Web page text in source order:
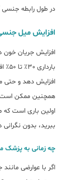
در طول رابطه
افزایش میل
افزایش جریان خون
افزایش دهد و حتی
همچنین ممکن است
اولین باری است که
ببرید، بدون نگرانی
چه زمانی به پزشک
اگر با عوارضی